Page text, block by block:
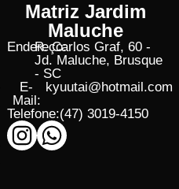
Matriz Jardim
Maluche
Endereço:
R. Carlos Graf, 60 -
Jd. Maluche, Brusque
- SC
E-
Mail:
kyuutai@hotmail.com
Telefone:(47) 3019-4150